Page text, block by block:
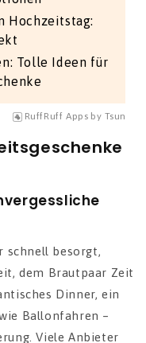
Hochzeitstag:
Tolle Ideen für
RuffRuff Apps by Tsun
schnell besorgt,
dem Brautpaar Zeit
Dinner, ein
Ballonfahren –
Viele Anbieter